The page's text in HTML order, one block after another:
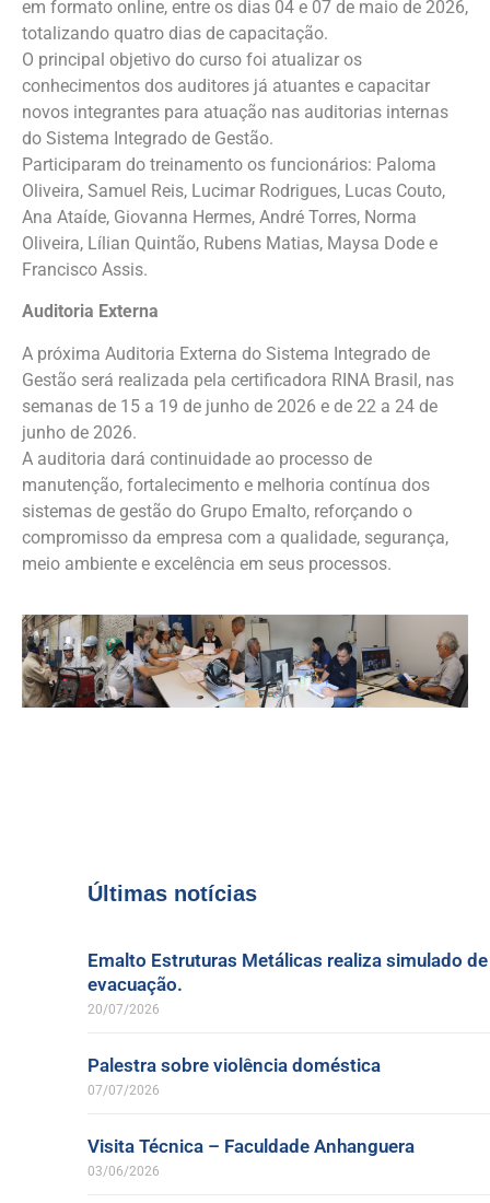
em formato online, entre os dias 04 e 07 de maio de 2026,
totalizando quatro dias de capacitação.
O principal objetivo do curso foi atualizar os
conhecimentos dos auditores já atuantes e capacitar
novos integrantes para atuação nas auditorias internas
do Sistema Integrado de Gestão.
Participaram do treinamento os funcionários: Paloma
Oliveira, Samuel Reis, Lucimar Rodrigues, Lucas Couto,
Ana Ataíde, Giovanna Hermes, André Torres, Norma
Oliveira, Lílian Quintão, Rubens Matias, Maysa Dode e
Francisco Assis.
Auditoria Externa
A próxima Auditoria Externa do Sistema Integrado de
Gestão será realizada pela certificadora RINA Brasil, nas
semanas de 15 a 19 de junho de 2026 e de 22 a 24 de
junho de 2026.
A auditoria dará continuidade ao processo de
manutenção, fortalecimento e melhoria contínua dos
sistemas de gestão do Grupo Emalto, reforçando o
compromisso da empresa com a qualidade, segurança,
meio ambiente e excelência em seus processos.
Últimas notícias
Emalto Estruturas Metálicas realiza simulado de
evacuação.
20/07/2026
Palestra sobre violência doméstica
07/07/2026
Visita Técnica – Faculdade Anhanguera
03/06/2026